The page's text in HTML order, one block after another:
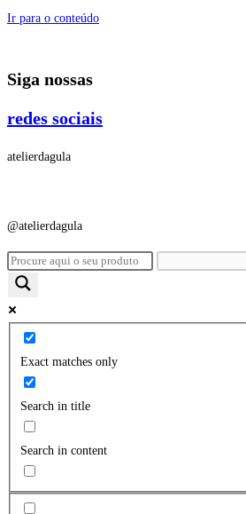
Ir para o conteúdo
Siga nossas
redes sociais
atelierdagula
@atelierdagula
Exact matches only
Search in title
Search in content